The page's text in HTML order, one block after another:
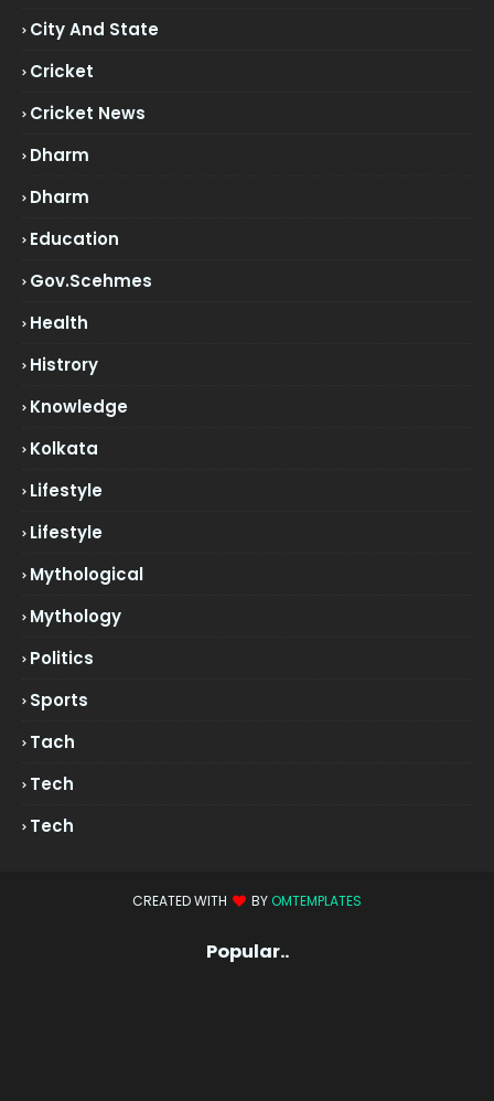
City And State
Cricket
Cricket News
Dharm
Dharm
Education
Gov.scehmes
Health
Histrory
Knowledge
Kolkata
Lifestyle
Lifestyle
Mythological
Mythology
Politics
Sports
Tach
Tech
Tech
CREATED WITH BY OMTEMPLATES
Popular..